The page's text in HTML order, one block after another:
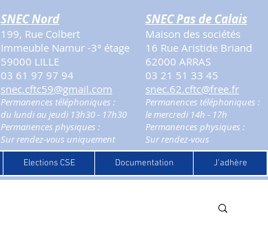
SNEC Nord
199, Rue Colbert
Immeuble Namur -3° étage
59000 LILLE
03 61 97 97 94
snec.cftc59@gmail.com
Permanences téléphoniques :
du lundi au jeudi 13h30 - 17h30
Permanences physiques :
Sur rendez-vous uniquement
SNEC Pas de Calais
Maison des sociétés
16 Rue Aristide Briand
62000 ARRAS
03 21 51 33 45
snec.62.cftc@free.fr
Permanences téléphoniques :
le mercredi 14h - 17h
Permanences physiques :
Sur rendez-vous
Elections CSE Documentation J'adhère